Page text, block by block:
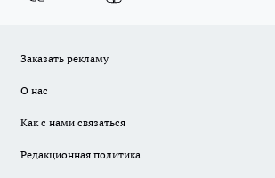
Заказать рекламу
О нас
Как с нами связаться
Редакционная политика